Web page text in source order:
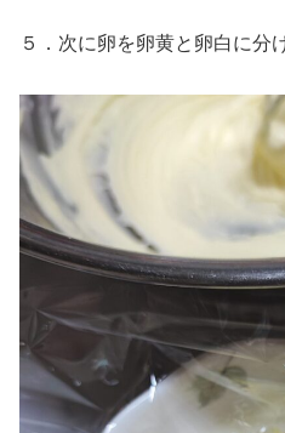
５．次に卵を卵黄と卵白に分